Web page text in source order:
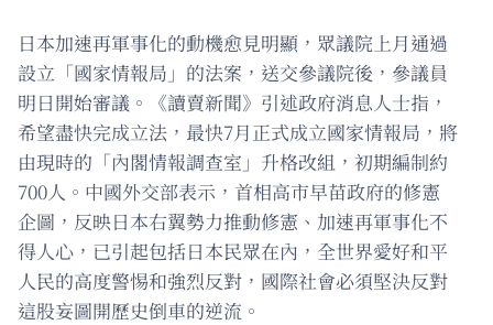
日本加速再軍事化的動機愈見明顯，眾議院上月通過
設立「國家情報局」的法案，送交參議院後，參議員
明日開始審議。《讀賣新聞》引述政府消息人士指，
希望盡快完成立法，最快7月正式成立國家情報局，將
由現時的「內閣情報調查室」升格改組，初期編制約
700人。中國外交部表示，首相高市早苗政府的修憲
企圖，反映日本右翼勢力推動修憲、加速再軍事化不
得人心，已引起包括日本民眾在內，全世界愛好和平
人民的高度警惕和強烈反對，國際社會必須堅決反對
這股妄圖開歷史倒車的逆流。